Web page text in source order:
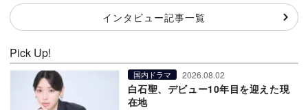
インタビュー記事一覧
Pick Up!
国内ドラマ 2026.08.02
白石聖、デビュー10年目を迎えた現
在地